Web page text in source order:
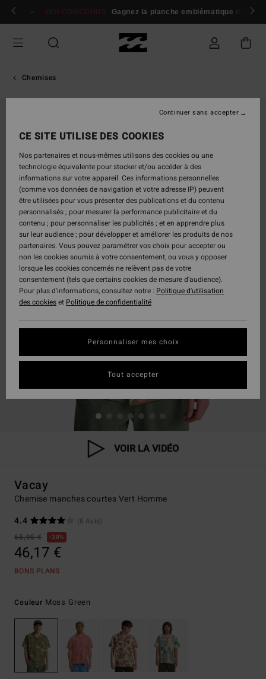
Passer
Se connecter / s'inscrire
JEU CONCOURS Gagnez la planche emblématique d'Andy
Chemises
VOIR LA VIDÉO
Vacay
Chemise manches courtes Vert Homme
4.4
(8 Avis)
65,95 €
30%
46,17 €
BONS PLANS
Couleur Moss Green
CE SITE UTILISE DES COOKIES
Nos partenaires et nous-mêmes utilisons des cookies ou une
technologie équivalente pour stocker et/ou accéder à des
informations sur votre appareil. Ces informations personnelles
(comme vos données de navigation et votre adresse IP) peuvent
être utilisées pour vous présenter des publications et du contenu
personnalisés ; pour mesurer la performance publicitaire et du
contenu ; pour personnaliser les publicités ; et en apprendre plus
sur leur audience ; pour développer et améliorer les produits de nos
partenaires. Vous pouvez paramétrer vos choix pour accepter ou
non les cookies soumis à votre consentement, ou vous y opposer
lorsque les cookies concernés ne relèvent pas de votre
consentement (tels que certains cookies de mesure d’audience).
Pour plus d'informations, consultez notre : Politique d'utilisation
des cookieset Politique de confidentialité
Personnaliser mes choix
Continuer sans accepter
Tout accepter